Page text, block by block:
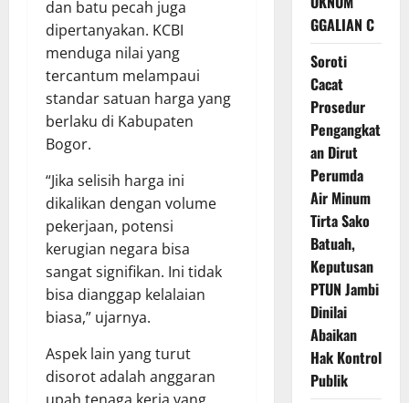
dan batu pecah juga
dipertanyakan. KCBI
menduga nilai yang
tercantum melampaui
standar satuan harga yang
berlaku di Kabupaten
Bogor.
“Jika selisih harga ini
dikalikan dengan volume
pekerjaan, potensi
kerugian negara bisa
sangat signifikan. Ini tidak
bisa dianggap kelalaian
biasa,” ujarnya.
Aspek lain yang turut
disorot adalah anggaran
GGALIAN C
Soroti
Cacat
Prosedur
Pengangkat
an Dirut
Perumda
Air Minum
Tirta Sako
Batuah,
Keputusan
PTUN Jambi
Dinilai
Abaikan
Hak Kontrol
Publik